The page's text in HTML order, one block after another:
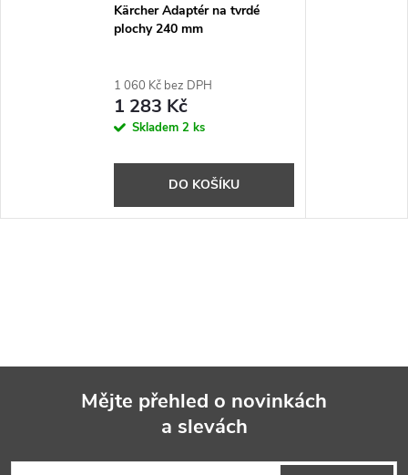
Kärcher Adaptér na tvrdé
plochy 240 mm
1 060 Kč bez DPH
1 283 Kč
Skladem 2 ks
DO KOŠÍKU
Mějte přehled o novinkách
a slevách